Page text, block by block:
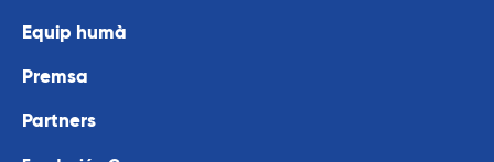
Equip humà
Premsa
Partners